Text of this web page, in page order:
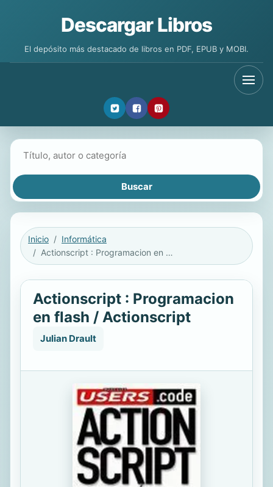
Descargar Libros
El depósito más destacado de libros en PDF, EPUB y MOBI.
Inicio
Informática
Actionscript : Programacion en flash / Actionscript
Actionscript : Programacion
en flash / Actionscript
Julian Drault